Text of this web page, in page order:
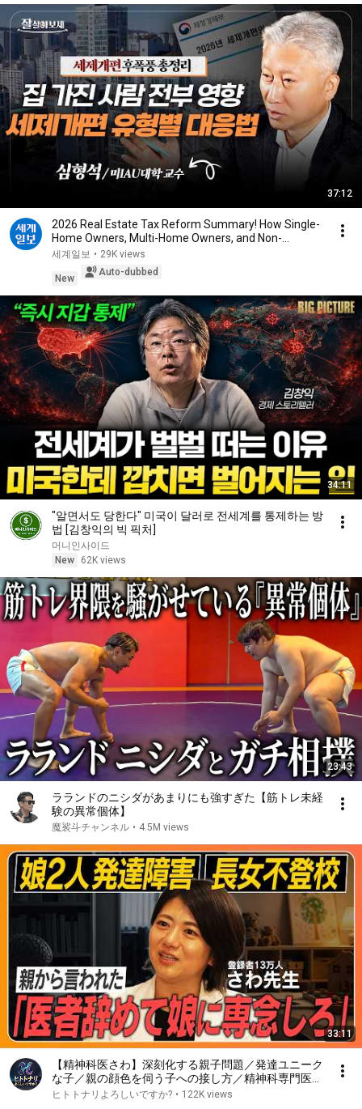
37:12
2026 Real Estate Tax Reform Summary! How Single-
Home Owners, Multi-Home Owners, and Non-
Homeowner...
세계일보 • 29K views
New
Auto-dubbed
34:11
"알면서도 당한다" 미국이 달러로 전세계를 통제하는 방
법 [김창익의 빅 픽처]
머니인사이드
New
62K views
23:43
ラランドのニシダがあまりにも強すぎた【筋トレ未経
験の異常個体】
魔裟斗チャンネル • 4.5M views
33:11
【精神科医さわ】深刻化する親子問題／発達ユニーク
な子／親の顔色を伺う子への接し方／精神科専門医を
選んだ理由／子どもの不登校／
ヒトトナリよろしいですか? • 122K views